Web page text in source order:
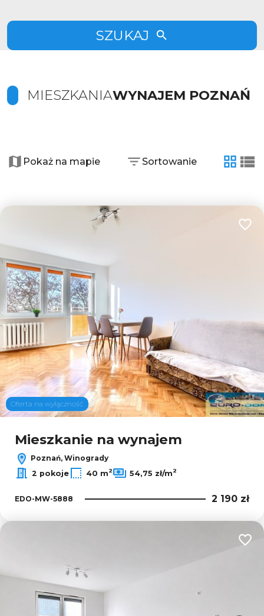
SZUKAJ
MIESZKANIAWYNAJEM POZNAŃ
8
5
2
−
Leaflet|© OpenMapTiles© OpenStreetMap contributors
Pokaż na mapie Sortowanie
tabela
Oferta na wyłączność
Mieszkanie na wynajem
Poznań, Winogrady
2 pokoje
40 m2 54,75 zł/m2
EDO-MW-5888 2 190 zł